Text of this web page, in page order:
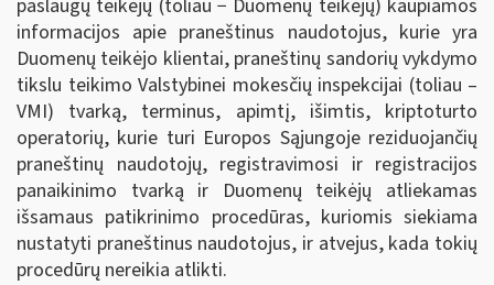
paslaugų teikėjų (toliau − Duomenų teikėjų) kaupiamos
informacijos apie praneštinus naudotojus, kurie yra
Duomenų teikėjo klientai, praneštinų sandorių vykdymo
tikslu teikimo Valstybinei mokesčių inspekcijai (toliau –
VMI) tvarką, terminus, apimtį, išimtis, kriptoturto
operatorių, kurie turi Europos Sąjungoje reziduojančių
praneštinų naudotojų, registravimosi ir registracijos
panaikinimo tvarką ir Duomenų teikėjų atliekamas
išsamaus patikrinimo procedūras, kuriomis siekiama
nustatyti praneštinus naudotojus, ir atvejus, kada tokių
procedūrų nereikia atlikti.